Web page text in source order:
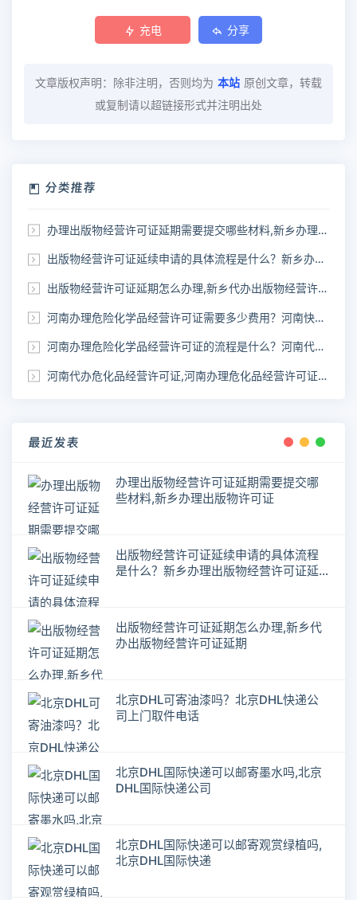
充电 分享
文章版权声明：除非注明，否则均为 本站 原创文章，转载
或复制请以超链接形式并注明出处
分类推荐
办理出版物经营许可证延期需要提交哪些材料,新乡办理出版物许可证
出版物经营许可证延续申请的具体流程是什么？新乡办理出版物经营许可证延期
出版物经营许可证延期怎么办理,新乡代办出版物经营许可证延期
河南办理危险化学品经营许可证需要多少费用？河南快速代办《危化品许可证》
河南办理危险化学品经营许可证的流程是什么？河南代办危化品经营许可证
河南代办危化品经营许可证,河南办理危化品经营许可证需要什么材料
最近发表
办理出版物经营许可证延期需要提交哪
些材料,新乡办理出版物许可证
出版物经营许可证延续申请的具体流程
是什么？新乡办理出版物经营许可证延
出版物经营许可证延期怎么办理,新乡代
办出版物经营许可证延期
北京DHL可寄油漆吗？北京DHL快递公
司上门取件电话
北京DHL国际快递可以邮寄墨水吗,北京
DHL国际快递公司
北京DHL国际快递可以邮寄观赏绿植吗,
北京DHL国际快递